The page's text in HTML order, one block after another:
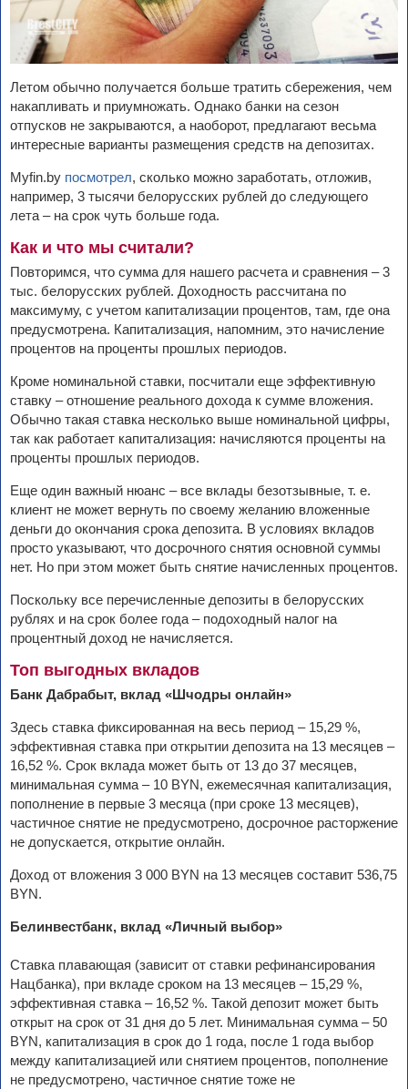
Летом обычно получается больше тратить сбережения, чем
накапливать и приумножать. Однако банки на сезон
отпусков не закрываются, а наоборот, предлагают весьма
интересные варианты размещения средств на депозитах.
Myfin.by посмотрел, сколько можно заработать, отложив,
например, 3 тысячи белорусских рублей до следующего
лета – на срок чуть больше года.
Как и что мы считали?
Повторимся, что сумма для нашего расчета и сравнения – 3
тыс. белорусских рублей. Доходность рассчитана по
максимуму, с учетом капитализации процентов, там, где она
предусмотрена. Капитализация, напомним, это начисление
процентов на проценты прошлых периодов.
Кроме номинальной ставки, посчитали еще эффективную
ставку – отношение реального дохода к сумме вложения.
Обычно такая ставка несколько выше номинальной цифры,
так как работает капитализация: начисляются проценты на
проценты прошлых периодов.
Еще один важный нюанс – все вклады безотзывные, т. е.
клиент не может вернуть по своему желанию вложенные
деньги до окончания срока депозита. В условиях вкладов
просто указывают, что досрочного снятия основной суммы
нет. Но при этом может быть снятие начисленных процентов.
Поскольку все перечисленные депозиты в белорусских
рублях и на срок более года – подоходный налог на
процентный доход не начисляется.
Топ выгодных вкладов
Банк Дабрабыт, вклад «Шчодры онлайн»
Здесь ставка фиксированная на весь период – 15,29 %,
эффективная ставка при открытии депозита на 13 месяцев –
16,52 %. Срок вклада может быть от 13 до 37 месяцев,
минимальная сумма – 10 BYN, ежемесячная капитализация,
пополнение в первые 3 месяца (при сроке 13 месяцев),
частичное снятие не предусмотрено, досрочное расторжение
не допускается, открытие онлайн.
Доход от вложения 3 000 BYN на 13 месяцев составит 536,75
BYN.
Белинвестбанк, вклад «Личный выбор»
Ставка плавающая (зависит от ставки рефинансирования
Нацбанка), при вкладе сроком на 13 месяцев – 15,29 %,
эффективная ставка – 16,52 %. Такой депозит может быть
открыт на срок от 31 дня до 5 лет. Минимальная сумма – 50
BYN, капитализация в срок до 1 года, после 1 года выбор
между капитализацией или снятием процентов, пополнение
не предусмотрено, частичное снятие тоже не